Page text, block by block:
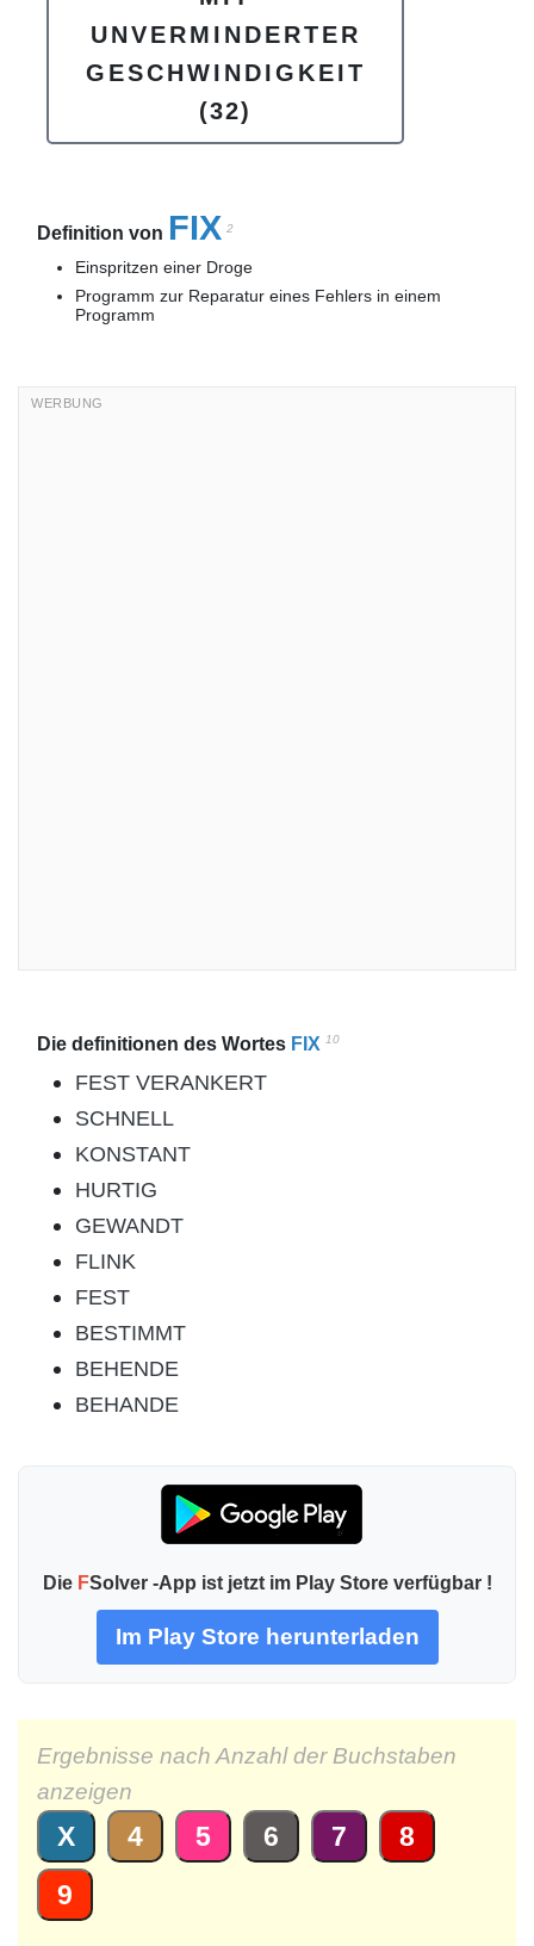
UNVERMINDERTER
GESCHWINDIGKEIT
(32)
Definition von FIX 2
Einspritzen einer Droge
Programm zur Reparatur eines Fehlers in einem
Programm
Die definitionen des Wortes FIX 10
FEST VERANKERT
SCHNELL
KONSTANT
HURTIG
GEWANDT
FLINK
FEST
BESTIMMT
BEHENDE
BEHANDE
Die FSolver -App ist jetzt im Play Store verfügbar !
Im Play Store herunterladen
Ergebnisse nach Anzahl der Buchstaben
anzeigen
X 4 5 6 7
8
9